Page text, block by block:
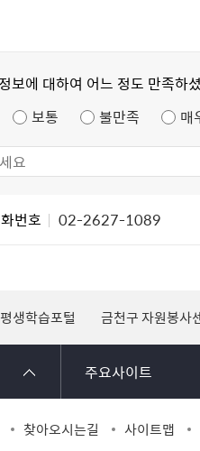
보에 대하여 어느 정도 만족하
보통 불만족 매
번호 02-2627-1089
생학습포털 금천구 자원봉사
주요사이트
찾아오시는길 사이트맵